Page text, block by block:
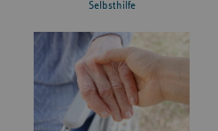
Selbsthilfe